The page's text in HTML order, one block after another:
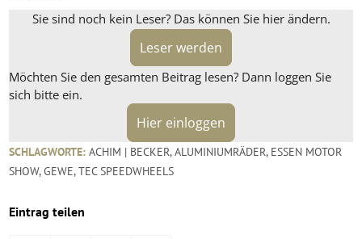
Sie sind noch kein Leser? Das können Sie hier ändern.
Leser werden
Möchten Sie den gesamten Beitrag lesen? Dann loggen Sie
sich bitte ein.
Hier einloggen
SCHLAGWORTE: ACHIM | BECKER,ALUMINIUMRÄDER, ESSEN MOTOR
SHOW,GEWE,TEC SPEEDWHEELS
Eintrag teilen